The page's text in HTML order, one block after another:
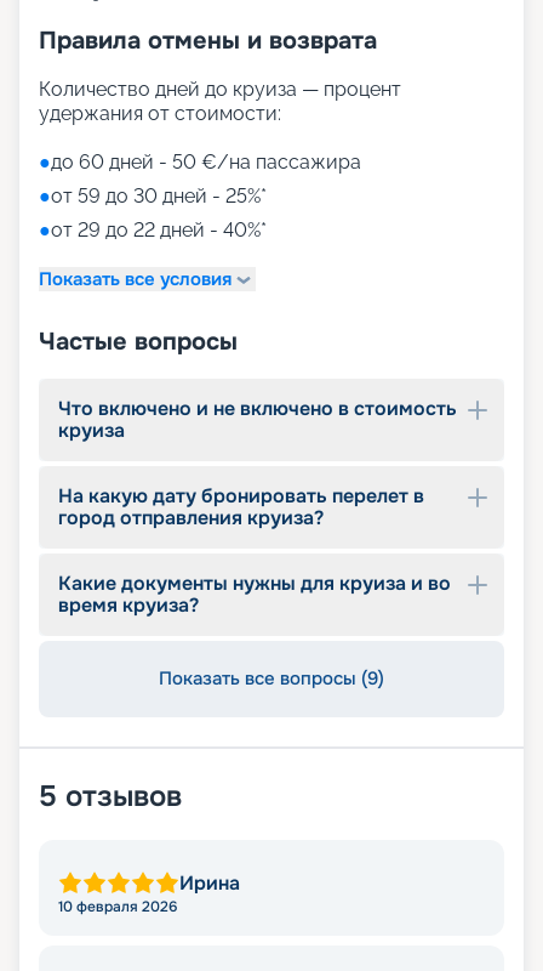
Правила отмены и возврата
Количество дней до круиза — процент
удержания от стоимости:
●до 60 дней - 50 €/на пассажира
●от 59 до 30 дней - 25%*
●от 29 до 22 дней - 40%*
Показать все условия
Частые вопросы
Что включено и не включено в стоимость
круиза
На какую дату бронировать перелет в
город отправления круиза?
Какие документы нужны для круиза и во
время круиза?
Показать все вопросы (9)
5 отзывов
Ирина
10 февраля 2026